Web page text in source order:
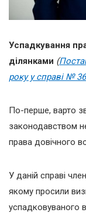
Успадкування п
ділянками (
року у справі №
По-перше, варто
законодавством
права довічного
У даній справі
якому просили
успадковуваного